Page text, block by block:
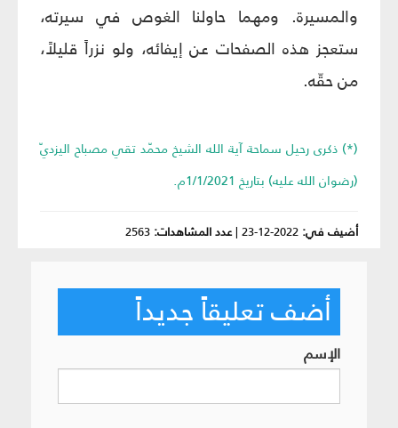
والمسيرة. ومهما حاولنا الغوص في سيرته،
ستعجز هذه الصفحات عن إيفائه، ولو نزراً قليلاً،
من حقّه.
(*) ذكرى رحيل سماحة آية الله الشيخ محمّد تقي مصباح اليزديّ
(رضوان الله عليه) بتاريخ 1/1/2021م.
أضيف في: 2022-12-23
|عدد المشاهدات: 2563
أضف تعليقاً جديداً
الإسم